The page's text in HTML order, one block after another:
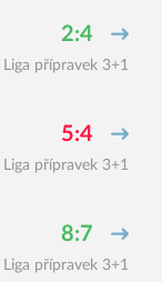
2:4
Liga přípravek 3+1
5:4
Liga přípravek 3+1
8:7
Liga přípravek 3+1